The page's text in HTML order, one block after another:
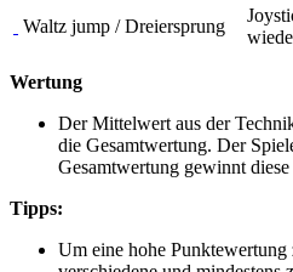
Waltz jump / Dreiersprung
Wertung
Der Mittelwert aus der
die Gesamtwertung. Der
Gesamtwertung gewinnt
Tipps:
Um eine hohe Punktewertung